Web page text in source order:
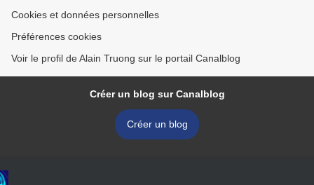
Cookies et données personnelles
Préférences cookies
Voir le profil de Alain Truong sur le portail Canalblog
Créer un blog sur Canalblog
Créer un blog